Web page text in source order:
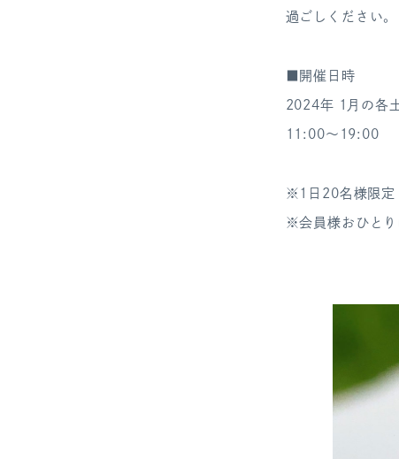
過ごしください。
■開催日時
2024年 1月の各
11:00～19:00
※1日20名様限定
※会員様おひと